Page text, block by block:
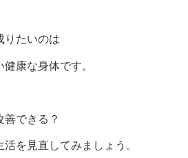
りたいのは
康な身体です。
善できる？
活を見直してみましょう。